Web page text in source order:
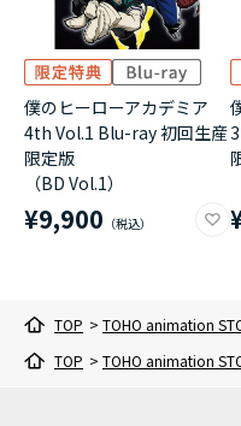
僕のヒーローアカデミア
4th Vol.1 Blu-ray 初回生産
限定版
（BD Vol.1）
¥9,900
TOP > TOHO animation
TOP > TOHO animation